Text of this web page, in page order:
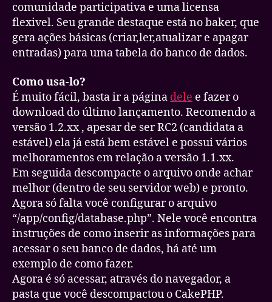
comunidade participativa e uma licensa
flexivel. Seu grande destaque está no baker, que
gera ações básicas (criar,ler,atualizar e apagar
entradas) para uma tabela do banco de dados.
Como usa-lo?
É muito fácil, basta ir a página dele e fazer o
download do último lançamento. Recomendo a
versão 1.2.xx , apesar de ser RC2 (candidata a
estável) ela já está bem estável e possui vários
melhoramentos em relação a versão 1.1.xx.
Em seguida descompacte o arquivo onde achar
melhor (dentro de seu servidor web) e pronto.
Agora só falta você configurar o arquivo
“/app/config/database.php”. Nele você encontra
instruções de como inserir as informações para
acessar o seu banco de dados, há até um
exemplo de como fazer.
Agora é só acessar, através do navegador, a
pasta que você descompactou o CakePHP.